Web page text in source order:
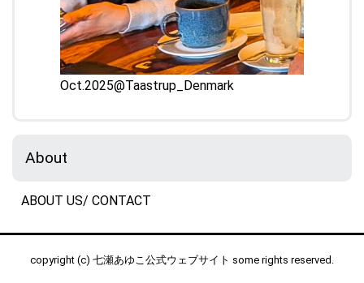
Oct.2025@Taastrup_Denmark
About
ABOUT US/ CONTACT
copyright (c) 七瀬あゆこ公式ウェブサイト some rights reserved.